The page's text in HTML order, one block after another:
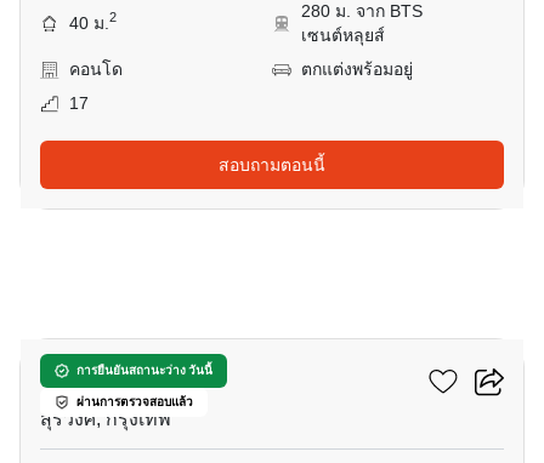
40 ม.2
280 ม. จาก BTS
เซนต์หลุยส์
คอนโด
ตกแต่งพร้อมอยู่
17
สอบถามตอนนี้
การยืนยันสถานะว่าง วันนี้
ผ่านการตรวจสอบแล้ว
แอชตัน สีลม
สุรวงศ์, กรุงเทพ